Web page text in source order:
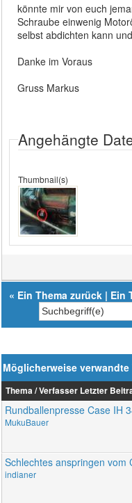
könnte mir von euch
Schraube einwenig
selbst abdichten kann
Danke im Voraus
Gruss Markus
Angehängte
Thumbnail(s)
« Ein Thema zurück | Ein
Möglicherweise
Thema / Verfasser Letzter
Rundballenpresse Case IH
MukuBauer
Schlechtes anspringen vom
indianer